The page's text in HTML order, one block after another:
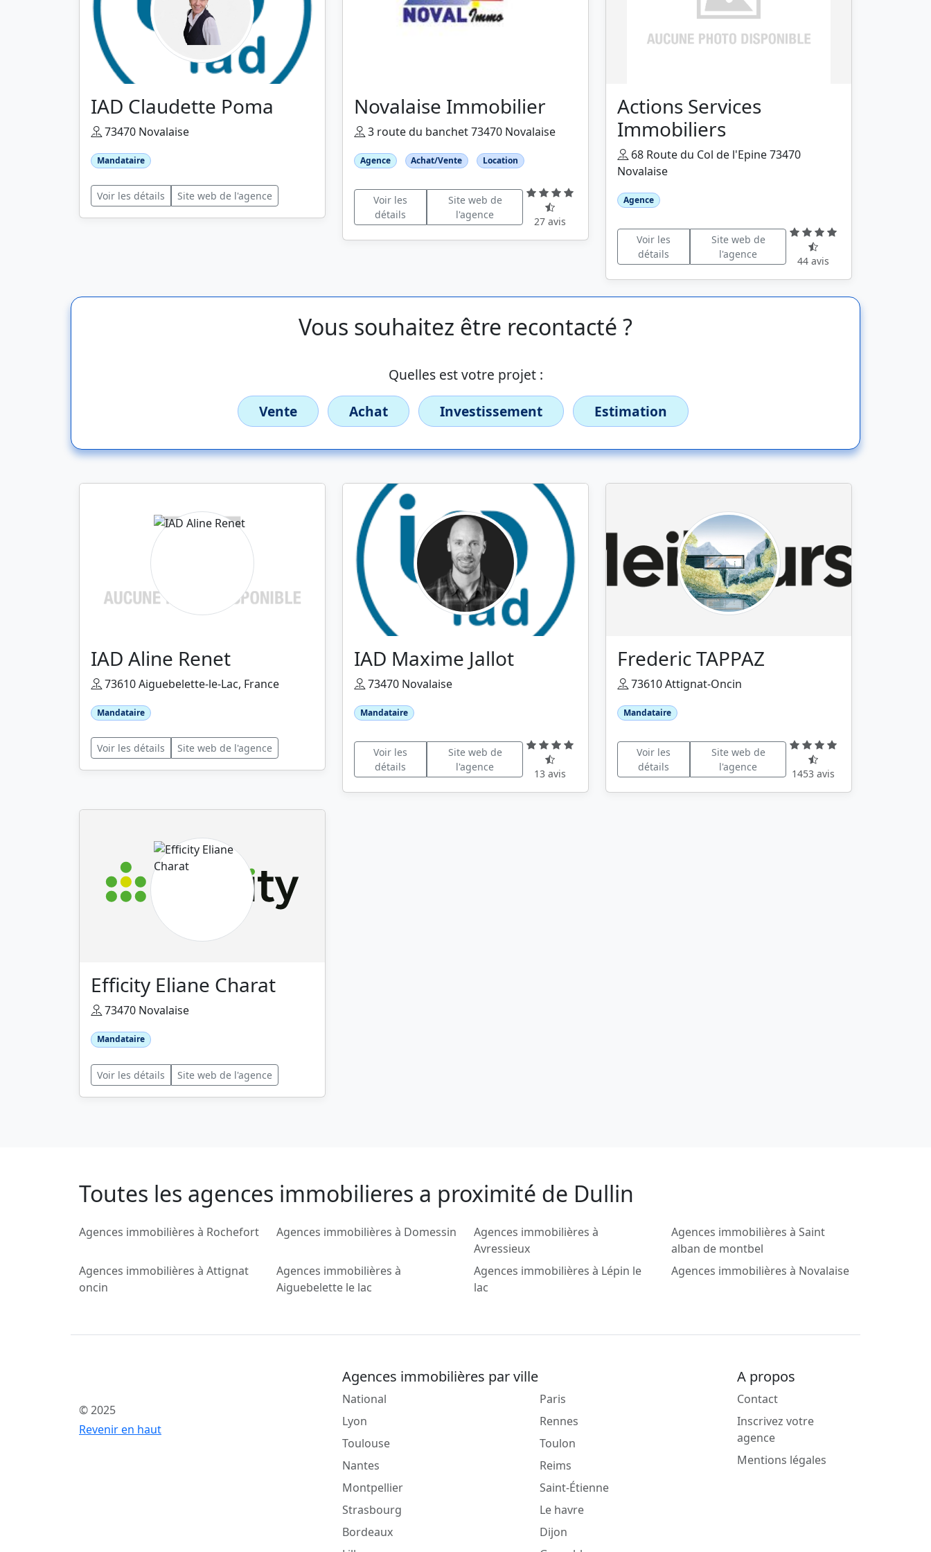
IAD Claudette Poma
73470 Novalaise
Mandataire
Voir les détails Site web de l'agence
Novalaise Immobilier
3 route du banchet 73470 Novalaise
Agence Achat/Vente Location
Voir les
détails
Site web de
l'agence
27 avis
Actions Services
Immobiliers
68 Route du Col de l'Epine 73470
Novalaise
Agence
Voir les
détails
Site web de
l'agence
44 avis
Vous souhaitez être recontacté ?
Quelles est votre projet :
Vente
Achat Investissement Estimation
IAD Aline Renet
73610 Aiguebelette-le-Lac, France
Mandataire
Voir les détails Site web de l'agence
IAD Maxime Jallot
73470 Novalaise
Mandataire
Voir les
détails
Site web de
l'agence
13 avis
Frederic TAPPAZ
73610 Attignat-Oncin
Mandataire
Voir les
détails
Site web de
l'agence
1453 avis
Efficity Eliane Charat
73470 Novalaise
Mandataire
Voir les détails Site web de l'agence
Toutes les agences immobilieres a proximité de Dullin
Agences immobilières à Rochefort Agences immobilières à Domessin
Agences immobilières à
Avressieux
Agences immobilières à Saint
alban de montbel
Agences immobilières à Attignat
oncin
Agences immobilières à
Aiguebelette le lac
Agences immobilières à Lépin le
lac
Agences immobilières à Novalaise
© 2025
Revenir en haut
Agences immobilières par ville
National
Lyon
Toulouse
Nantes
Montpellier
Strasbourg
Bordeaux
Paris
Rennes
Toulon
Reims
Saint-Étienne
Le havre
Dijon
A propos
Contact
Inscrivez votre
agence
Mentions légales